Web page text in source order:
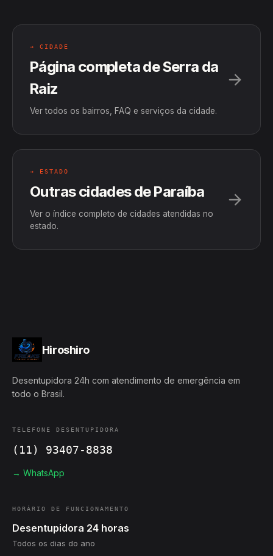
→ CIDADE
Página completa de Serra da
Raiz
Ver todos os bairros, FAQ e serviços da cidade.
→ ESTADO
Outras cidades de Paraíba
Ver o índice completo de cidades atendidas no
estado.
Hiroshiro
Desentupidora 24h com atendimento de emergência em
todo o Brasil.
TELEFONE DESENTUPIDORA
(11) 93407-8838
→ WhatsApp
HORÁRIO DE FUNCIONAMENTO
Desentupidora 24 horas
Todos os dias do ano